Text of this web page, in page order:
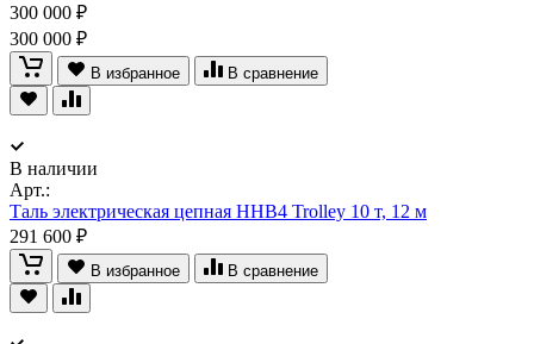
300 000 ₽
300 000 ₽
В избранное В сравнение
В наличии
Арт.:
Таль электрическая цепная ННВ4 Trolley 10 т, 12 м
291 600 ₽
В избранное В сравнение